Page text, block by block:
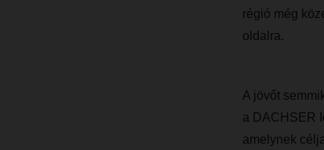
régió még
oldalra.
A jövőt
a DACHSER
amelynek